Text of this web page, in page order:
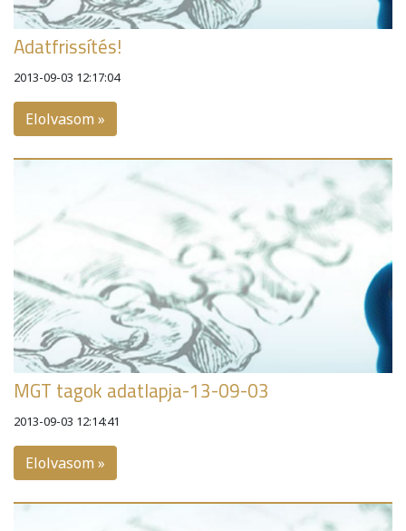
Adatfrissítés!
2013-09-03 12:17:04
Elolvasom »
MGT tagok adatlapja-13-09-03
2013-09-03 12:14:41
Elolvasom »